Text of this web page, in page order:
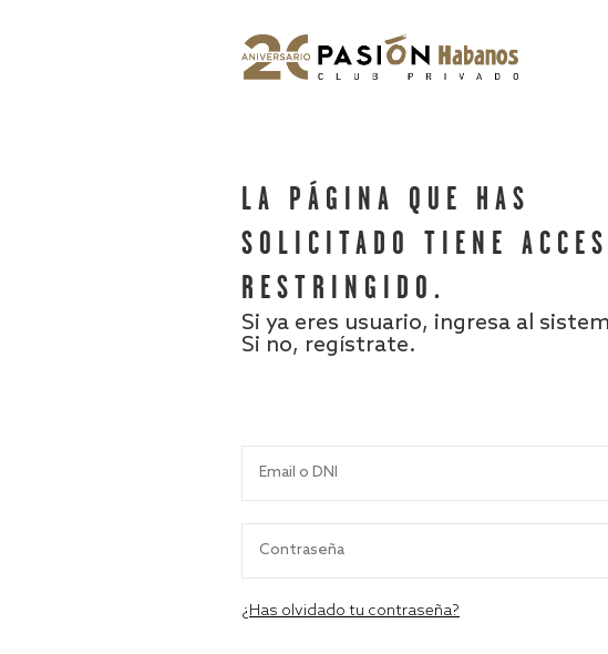
LA PÁGINA QUE HAS
SOLICITADO TIENE
RESTRINGIDO.
Si ya eres usuario, ingresa al
Si no, regístrate.
¿Has olvidado tu contraseña?